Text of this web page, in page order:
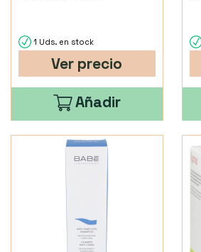
1 Uds. en stock
Ver precio
Añadir